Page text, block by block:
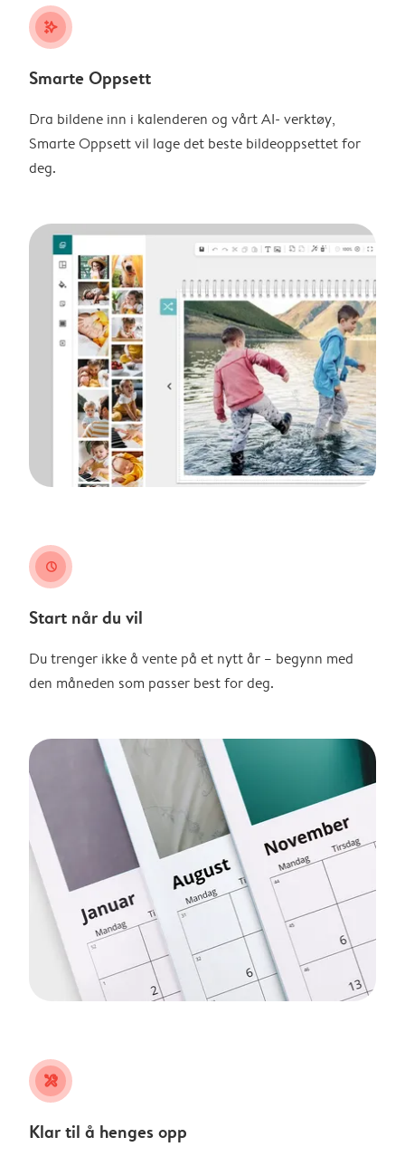
stars_plus
Smarte Oppsett
Dra bildene inn i kalenderen og vårt AI- verktøy,
Smarte Oppsett vil lage det beste bildeoppsettet for
deg.
clock
Start når du vil
Du trenger ikke å vente på et nytt år – begynn med
den måneden som passer best for deg.
tools
Klar til å henges opp